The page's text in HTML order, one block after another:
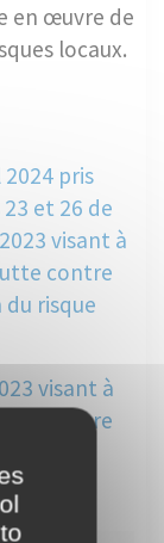
en œuvre de
locaux.
2024 pris
et 26 de
visant à
contre
risque
visant à
contre